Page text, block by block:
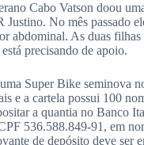
Cabo Vatson doou
Justino. No mês passado
abdominal. As duas filhas
precisando de apoio.
Super Bike seminova
e a cartela possui 100
a quantia no Banco
536.588.849-91, em
de depósito deve ser